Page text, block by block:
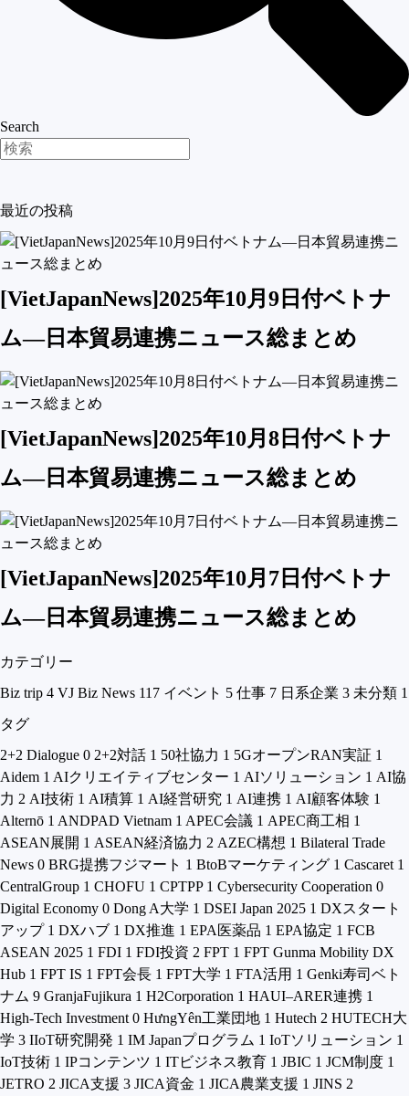
Search
最近の投稿
[VietJapanNews]2025年10月9日付ベトナ
ム―日本貿易連携ニュース総まとめ
[VietJapanNews]2025年10月8日付ベトナ
ム―日本貿易連携ニュース総まとめ
[VietJapanNews]2025年10月7日付ベトナ
ム―日本貿易連携ニュース総まとめ
カテゴリー
Biz trip 4 VJ Biz News 117 イベント 5 仕事 7 日系企業 3 未分類 1
タグ
2+2 Dialogue 0 2+2対話 1 50社協力 1 5GオープンRAN実証 1
Aidem 1 AIクリエイティブセンター 1 AIソリューション 1 AI協
力 2 AI技術 1 AI積算 1 AI経営研究 1 AI連携 1 AI顧客体験 1
Alternō 1 ANDPAD Vietnam 1 APEC会議 1 APEC商工相 1
ASEAN展開 1 ASEAN経済協力 2 AZEC構想 1 Bilateral Trade
News 0 BRG提携フジマート 1 BtoBマーケティング 1 Cascaret 1
CentralGroup 1 CHOFU 1 CPTPP 1 Cybersecurity Cooperation 0
Digital Economy 0 Dong A大学 1 DSEI Japan 2025 1 DXスタート
アップ 1 DXハブ 1 DX推進 1 EPA医薬品 1 EPA協定 1 FCB
ASEAN 2025 1 FDI 1 FDI投資 2 FPT 1 FPT Gunma Mobility DX
Hub 1 FPT IS 1 FPT会長 1 FPT大学 1 FTA活用 1 Genki寿司ベト
ナム 9 GranjaFujikura 1 H2Corporation 1 HAUI–ARER連携 1
High-Tech Investment 0 HưngYên工業団地 1 Hutech 2 HUTECH大
学 3 IIoT研究開発 1 IM Japanプログラム 1 IoTソリューション 1
IoT技術 1 IPコンテンツ 1 ITビジネス教育 1 JBIC 1 JCM制度 1
JETRO 2 JICA支援 3 JICA資金 1 JICA農業支援 1 JINS 2